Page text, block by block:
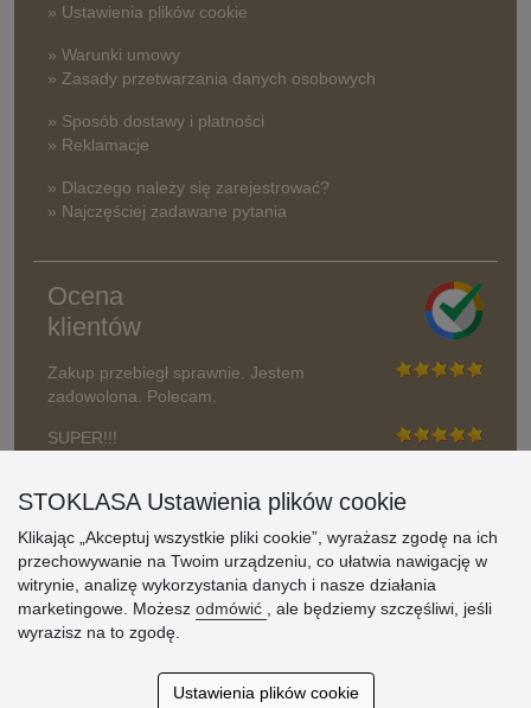
» Ustawienia plików cookie
» Warunki umowy
» Zasady przetwarzania danych osobowych
» Sposób dostawy i płatności
» Reklamacje
» Dlaczego należy się zarejestrować?
» Najczęściej zadawane pytania
Ocena
klientów
Zakup przebiegł sprawnie. Jestem
zadowolona. Polecam.
SUPER!!!
Aktualnie 1804 recenzji
* Nie weryfikujemy opinii
STOKLASA Ustawienia plików cookie
Klikając „Akceptuj wszystkie pliki cookie”, wyrażasz zgodę na ich
przechowywanie na Twoim urządzeniu, co ułatwia nawigację w
witrynie, analizę wykorzystania danych i nasze działania
marketingowe. Możesz odmówić
, ale będziemy szczęśliwi, jeśli
wyrazisz na to zgodę.
Ustawienia plików cookie